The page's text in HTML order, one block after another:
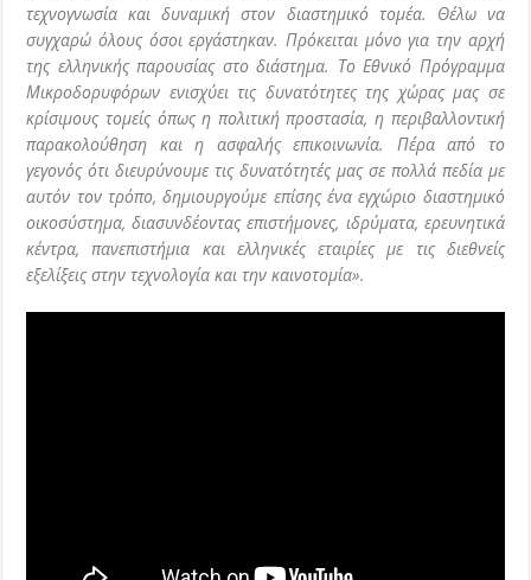
τεχνογνωσία και δυναμική στον διαστημικό τομέα. Θέλω να
συγχαρώ όλους όσοι εργάστηκαν. Πρόκειται μόνο για την αρχή
της ελληνικής παρουσίας στο διάστημα. Το Εθνικό Πρόγραμμα
Μικροδορυφόρων ενισχύει τις δυνατότητες της χώρας μας σε
κρίσιμους τομείς όπως η πολιτική προστασία, η περιβαλλοντική
παρακολούθηση και η ασφαλής επικοινωνία. Πέρα από το
γεγονός ότι διευρύνουμε τις δυνατότητές μας σε πολλά πεδία με
αυτόν τον τρόπο, δημιουργούμε επίσης ένα εγχώριο διαστημικό
οικοσύστημα, διασυνδέοντας επιστήμονες, ιδρύματα, ερευνητικά
κέντρα, πανεπιστήμια και ελληνικές εταιρίες με τις διεθνείς
εξελίξεις στην τεχνολογία και την καινοτομία».